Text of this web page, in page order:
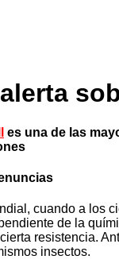
es una de las
cuando a los
de la
resistencia.
insectos.